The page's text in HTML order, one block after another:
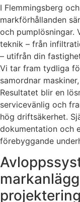
I Flemmingsberg
markförhållanden
och pumplösningar.
teknik – från
– utifrån din
Vi tar fram tydliga
samordnar
Resultatet blir en
servicevänlig och
hög driftsäkerhet.
dokumentation och
förebyggande